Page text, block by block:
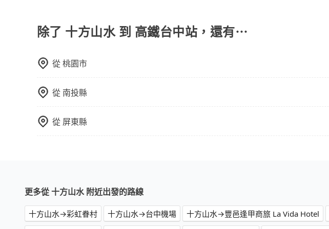
擇「計時包車」，中途需要加點停靠，則不需要額外支付費用。
除了 十方山水 到 高鐵台中站，還有⋯
從桃園市
從 南投縣
從 屏東縣
更多從 十方山水 附近出發的路線
十方山水→彩虹眷村 十方山水→台中機場 十方山水→豐邑逢甲商旅 La Vida Hotel